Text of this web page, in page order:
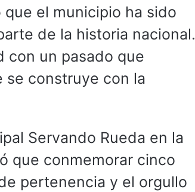
el municipio ha sido
de la historia nacional.
con un pasado que
se construye con la
Servando Rueda en la
que conmemorar cinco
pertenencia y el orgullo